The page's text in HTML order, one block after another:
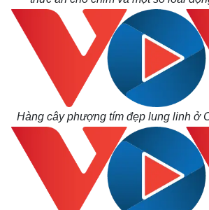
Hàng cây phượng tím đẹp lung linh ở